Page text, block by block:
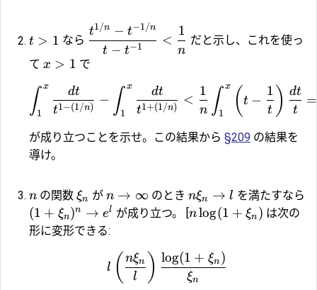
t > 1 なら
t − t−1
t1/n − t−1/n
<
n
1
だと示し、これを使っ
て x > 1 で
∫1
x
t1−(1/n)
dt
− ∫1
x
t1+(1/n)
dt
<
n
1 ∫1
x ( t −
t
1 ) t
dt
=
が成り立つことを示せ。この結果から §209 の結果を
導け。
n の関数 ξn が n → ∞ のとき nξn → l を満たすなら
(1 + ξn)n → el が成り立つ。 [nlog(1 + ξn ) は次の
形に変形できる:
l ( l
nξn ) ξn
log(1 + ξn )